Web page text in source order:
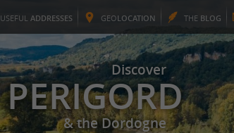
USEFUL ADDRESSES GEOLOCATION THE BLOG
Discover
PERIGORD
& the Dordogne